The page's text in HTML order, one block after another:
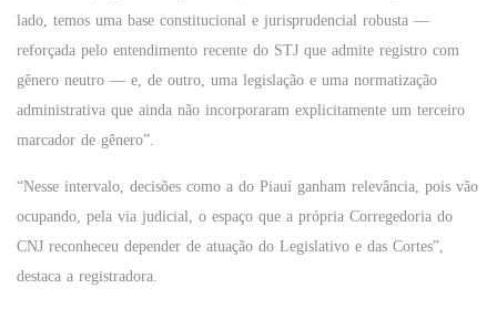
lado, temos uma base constitucional e jurisprudencial robusta —
reforçada pelo entendimento recente do STJ que admite registro com
gênero neutro — e, de outro, uma legislação e uma normatização
administrativa que ainda não incorporaram explicitamente um terceiro
marcador de gênero”.
“Nesse intervalo, decisões como a do Piauí ganham relevância, pois vão
ocupando, pela via judicial, o espaço que a própria Corregedoria do
CNJ reconheceu depender de atuação do Legislativo e das Cortes”,
destaca a registradora.